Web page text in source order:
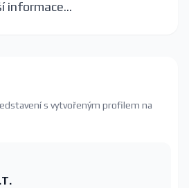
informace...
s vytvořeným profilem na